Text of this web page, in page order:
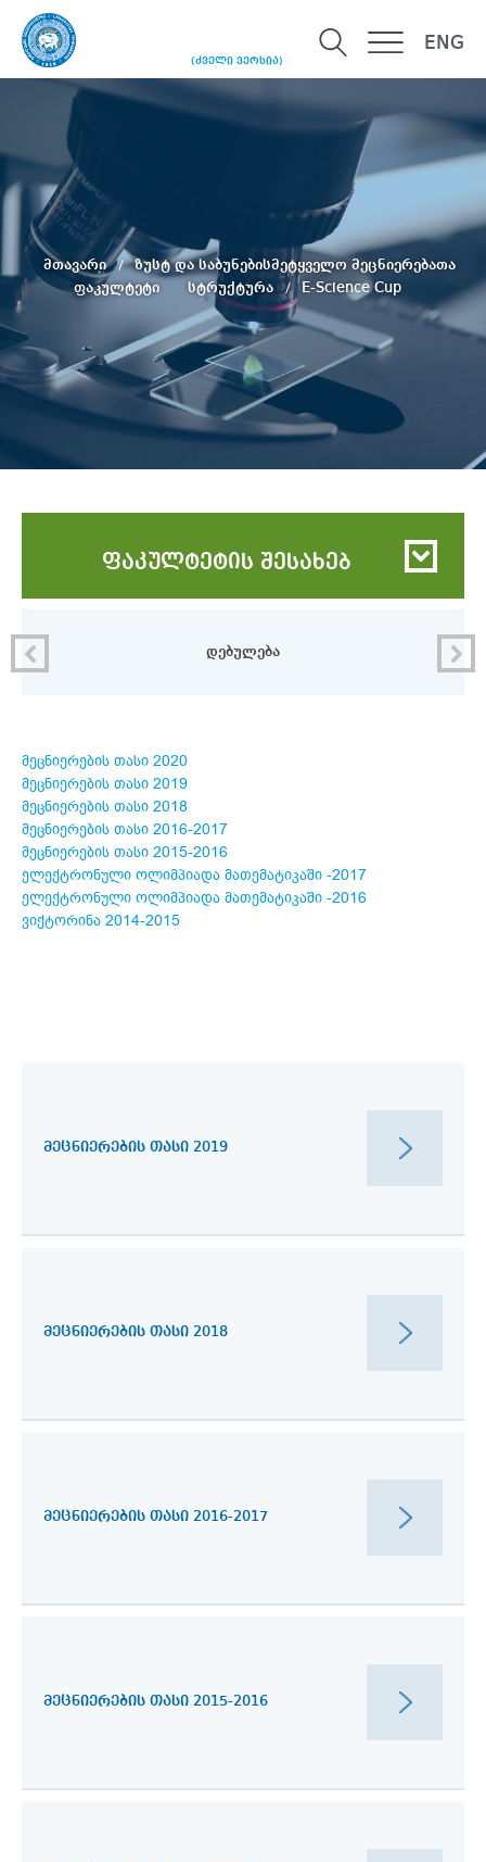
(ძველი ვერსია)
ENG
მთავარი
ზუსტ და საბუნებისმეტყველო მეცნიერებათა
ფაკულტეტი
სტრუქტურა E-Science Cup
ფაკულტეტის შესახებ
დებულება
მეცნიერების თასი 2020
მეცნიერების თასი 2019
მეცნიერების თასი 2018
მეცნიერების თასი 2016-2017
მეცნიერების თასი 2015-2016
ელექტრონული ოლიმპიადა მათემატიკაში -2017
ელექტრონული ოლიმპიადა მათემატიკაში -2016
ვიქტორინა 2014-2015
ᲛᲔᲪᲜᲘᲔᲠᲔᲑᲘᲡ ᲗᲐᲡᲘ 2019
ᲛᲔᲪᲜᲘᲔᲠᲔᲑᲘᲡ ᲗᲐᲡᲘ 2018
ᲛᲔᲪᲜᲘᲔᲠᲔᲑᲘᲡ ᲗᲐᲡᲘ 2016-2017
ᲛᲔᲪᲜᲘᲔᲠᲔᲑᲘᲡ ᲗᲐᲡᲘ 2015-2016